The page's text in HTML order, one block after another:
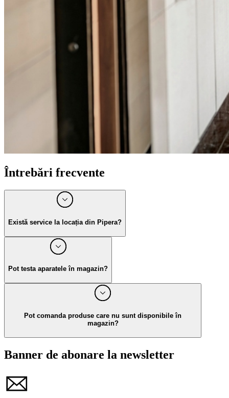
Întrebări frecvente
Există service la locația din Pipera?
Da, lângă Kärcher Center Pipera există și centru service
Pot testa aparatele în magazin?
Da, în Kärcher Center Pipera poți testa aparate din mai multe
alege soluția potrivită nevoilor tale.
Pot comanda produse care nu sunt disponibile în
magazin?
Da, echipa noastră te poate ajuta să comanzi produse care nu
sunt pe stoc în magazin.
Banner de abonare la newsletter